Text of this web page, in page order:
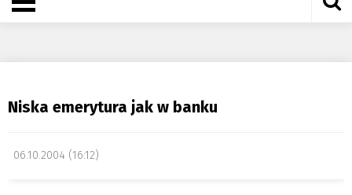
Niska emerytura jak w banku
06.10.2004 (16:12)